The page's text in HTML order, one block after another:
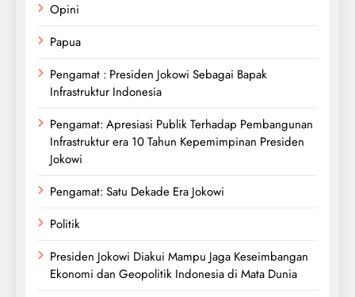
Opini
Papua
Pengamat : Presiden Jokowi Sebagai Bapak
Infrastruktur Indonesia
Pengamat: Apresiasi Publik Terhadap Pembangunan
Infrastruktur era 10 Tahun Kepemimpinan Presiden
Jokowi
Pengamat: Satu Dekade Era Jokowi
Politik
Presiden Jokowi Diakui Mampu Jaga Keseimbangan
Ekonomi dan Geopolitik Indonesia di Mata Dunia